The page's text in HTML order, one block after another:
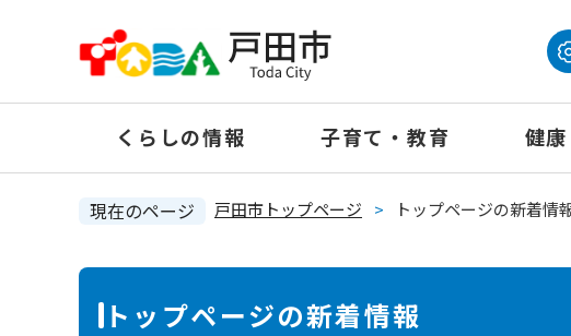
の
頭
くらしの情報 子育て・教育 健
現在のページ 戸田市トップページ > トップページの新着情
本
トップページの新着情報